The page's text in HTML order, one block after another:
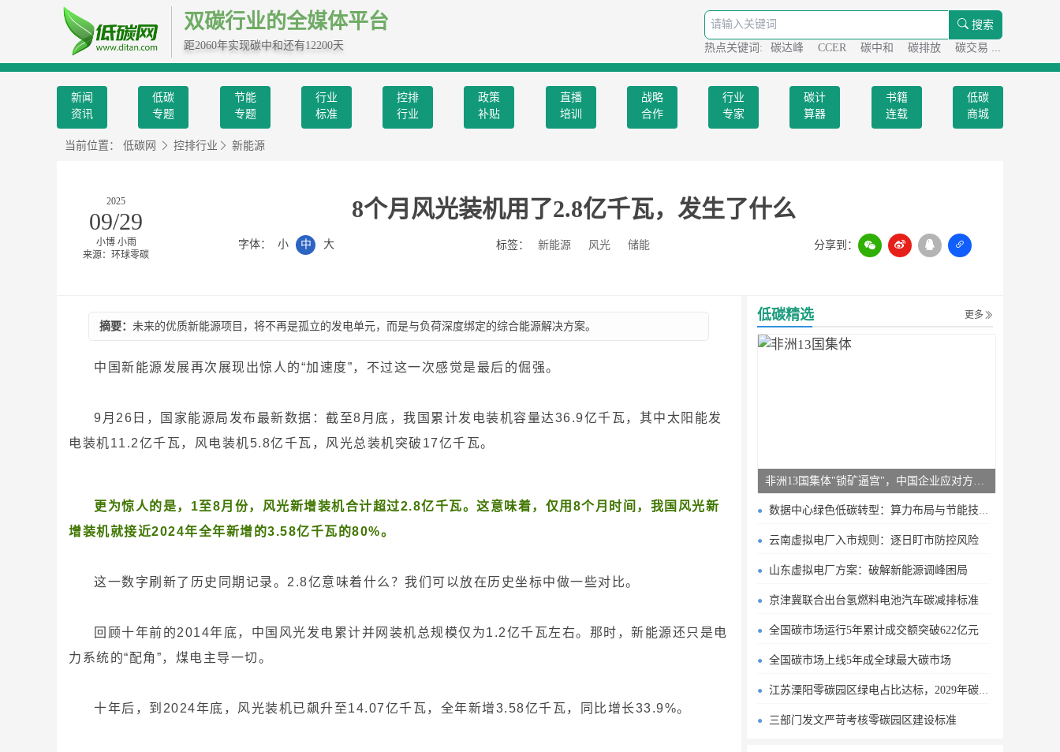
双碳行业的全媒体平台
距2060年实现碳中和还有12200天
搜索
热点关键词:
碳达峰 CCER 碳中和 碳排放 碳交易
新闻
资讯
低碳
专题
节能
专题
行业
标准
控排
行业
政策
补贴
直播
培训
战略
合作
行业
专家
碳计
算器
书籍
连载
低碳
商城
当前位置： 低碳网 控排行业 新能源
2025
09/29
小博 小雨
来源：环球零碳
8个月风光装机用了2.8亿千瓦，发生了什么
字体： 小 中 大 标签： 新能源 风光 储能 分享到：
摘要： 未来的优质新能源项目，将不再是孤立的发电单元，而是与负荷深度绑定的综合能源解决方案。
中国新能源发展再次展现出惊人的“加速度”，不过这一次感觉是最后的倔强。
9月26日，国家能源局发布最新数据：截至8月底，我国累计发电装机容量达36.9亿千瓦，其中太阳能发
电装机11.2亿千瓦，风电装机5.8亿千瓦，风光总装机突破17亿千瓦。
更为惊人的是，1至8月份，风光新增装机合计超过2.8亿千瓦。这意味着，仅用8个月时间，我国风光新
增装机就接近2024年全年新增的3.58亿千瓦的80%。
这一数字刷新了历史同期记录。2.8亿意味着什么？我们可以放在历史坐标中做一些对比。
回顾十年前的2014年底，中国风光发电累计并网装机总规模仅为1.2亿千瓦左右。那时，新能源还只是电
力系统的“配角”，煤电主导一切。
十年后，到2024年底，风光装机已飙升至14.07亿千瓦，全年新增3.58亿千瓦，同比增长33.9%。
低碳精选 更多
非洲13国集体"锁矿逼宫"，中国企业应对方案曝光
数据中心绿色低碳转型：算力布局与节能技术突破
云南虚拟电厂入市规则：逐日盯市防控风险
山东虚拟电厂方案：破解新能源调峰困局
京津冀联合出台氢燃料电池汽车碳减排标准
全国碳市场运行5年累计成交额突破622亿元
全国碳市场上线5年成全球最大碳市场
江苏溧阳零碳园区绿电占比达标，2029年碳排目标明确
三部门发文严苛考核零碳园区建设标准